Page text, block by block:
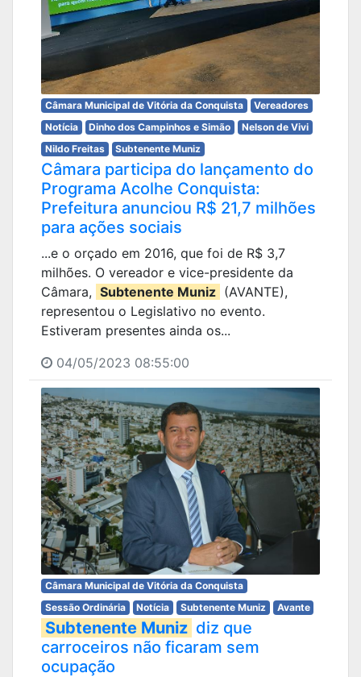
Câmara Municipal de Vitória da Conquista
Vereadores
Notícia
Dinho dos Campinhos e Simão
Nelson de Vivi
Nildo Freitas
Subtenente Muniz
Câmara participa do lançamento do
Programa Acolhe Conquista:
Prefeitura anunciou R$ 21,7 milhões
para ações sociais
...e o orçado em 2016, que foi de R$ 3,7
milhões. O vereador e vice-presidente da
Câmara, Subtenente Muniz (AVANTE),
representou o Legislativo no evento.
Estiveram presentes ainda os...
04/05/2023 08:55:00
Câmara Municipal de Vitória da Conquista
Sessão Ordinária
Notícia Subtenente Muniz Avante
Subtenente Muniz diz que
carroceiros não ficaram sem
ocupação